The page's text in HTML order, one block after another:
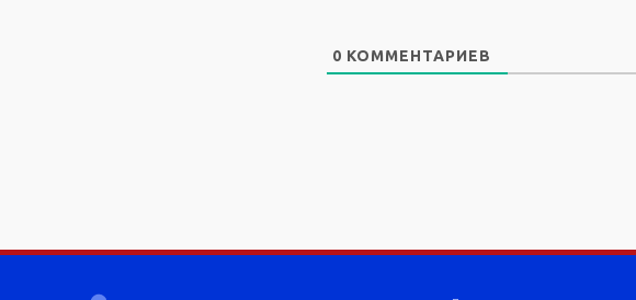
0 КОММЕНТАРИЕВ